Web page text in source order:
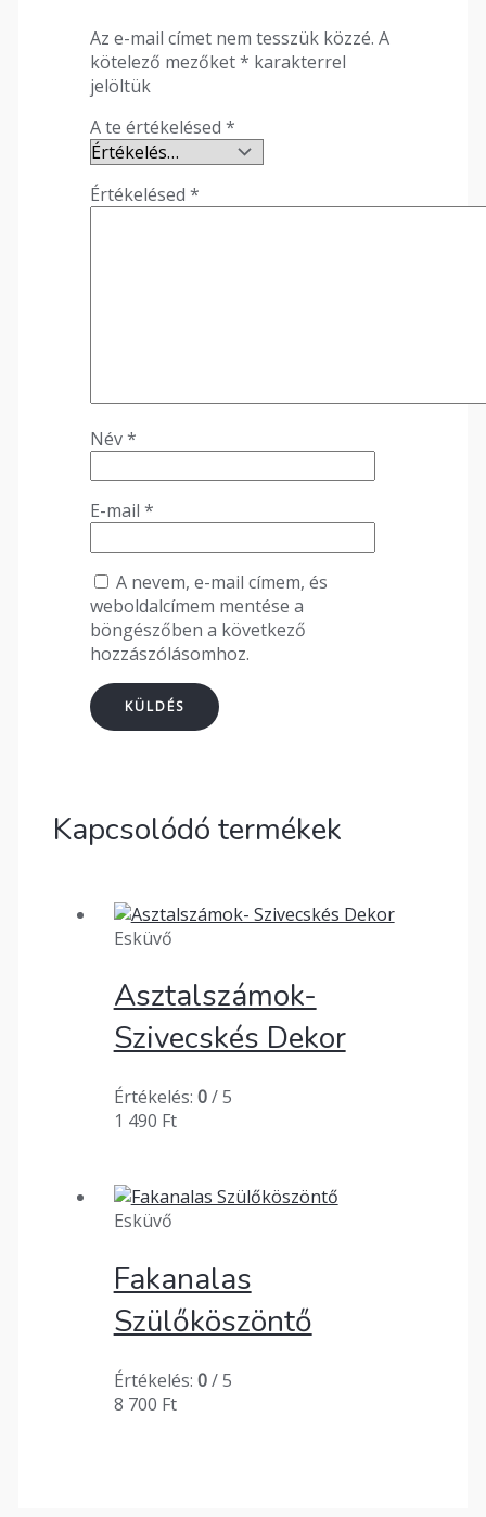
Az e-mail címet nem tesszük közzé. A
kötelező mezőket* karakterrel
jelöltük
A te értékelésed *
Értékelésed *
Név*
E-mail *
A nevem, e-mail címem, és
weboldalcímem mentése a
böngészőben a következő
hozzászólásomhoz.
Kapcsolódó termékek
Esküvő
Asztalszámok-
Szivecskés Dekor
Értékelés: 0/ 5
1 490 Ft
Esküvő
Fakanalas
Szülőköszöntő
Értékelés: 0/ 5
8 700 Ft